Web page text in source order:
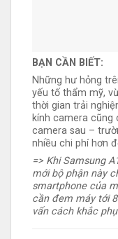
BẠN CẦN BIẾT:
Những hư hỏng
yếu tố thẩm mỹ,
thời gian trải
kính camera
camera sau –
nhiều chi phí hơn
=> Khi Samsung
mới bộ phận này
smartphone của
cần đem máy tới
vấn cách khắc